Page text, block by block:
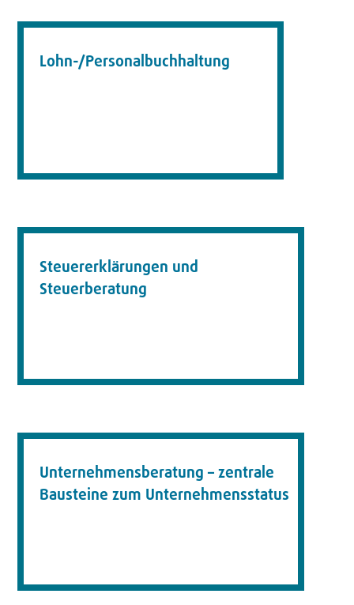
Lohn-/Personalbuchhaltung
Steuererklärungen und
Steuerberatung
Unternehmensberatung – zentrale
Bausteine zum Unternehmensstatus